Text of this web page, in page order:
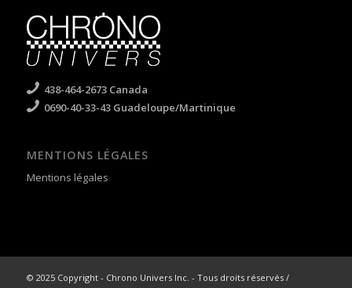
438-464-2673 Canada
0690-40-33-43 Guadeloupe/Martinique
MENTIONS LÉGALES
Mentions légales
© 2025 Copyright - Chrono Univers Inc. - Tous droits réservés /